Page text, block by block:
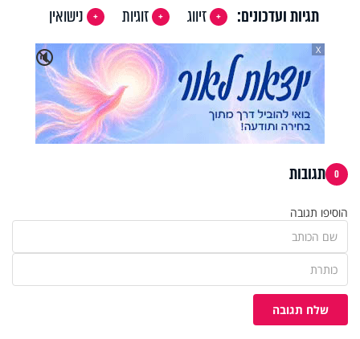
תגיות ועדכונים: זיווג זוגיות
נישואין
🔇
X
0 תגובות
הוסיפו תגובה
שלח תגובה